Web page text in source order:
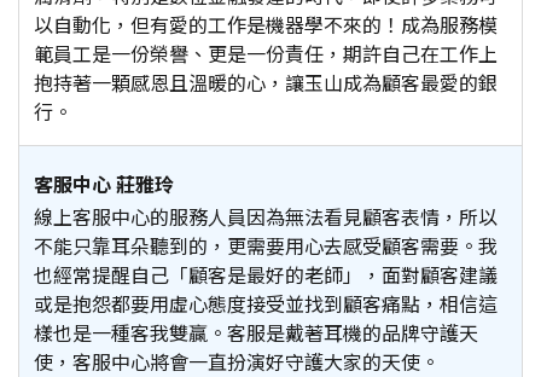
以自動化，但有愛的工作是機器學不來的！成為服務模
範員工是一份榮譽、更是一份責任，期許自己在工作上
抱持著一顆感恩且溫暖的心，讓玉山成為顧客最愛的銀
行。
客服中心 莊雅玲
線上客服中心的服務人員因為無法看見顧客表情，所以
不能只靠耳朵聽到的，更需要用心去感受顧客需要。我
也經常提醒自己「顧客是最好的老師」，面對顧客建議
或是抱怨都要用虛心態度接受並找到顧客痛點，相信這
樣也是一種客我雙贏。客服是戴著耳機的品牌守護天
使，客服中心將會一直扮演好守護大家的天使。